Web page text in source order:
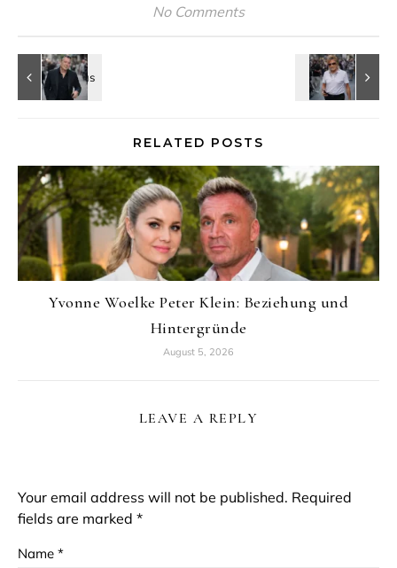
No Comments
RELATED POSTS
Yvonne Woelke Peter Klein: Beziehung und
Hintergründe
August 5, 2026
LEAVE A REPLY
Your email address will not be published. Required
fields are marked *
Name *